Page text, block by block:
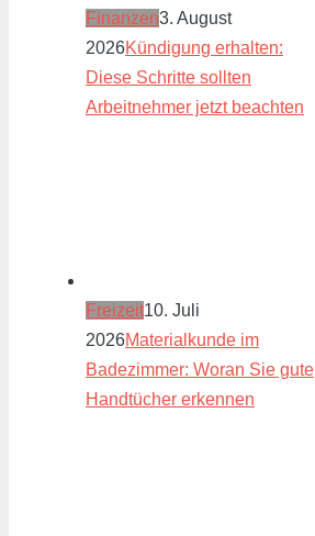
Finanzen3. August
2026Kündigung erhalten:
Diese Schritte sollten
Arbeitnehmer jetzt beachten
Freizeit10. Juli
2026Materialkunde im
Badezimmer: Woran Sie gute
Handtücher erkennen